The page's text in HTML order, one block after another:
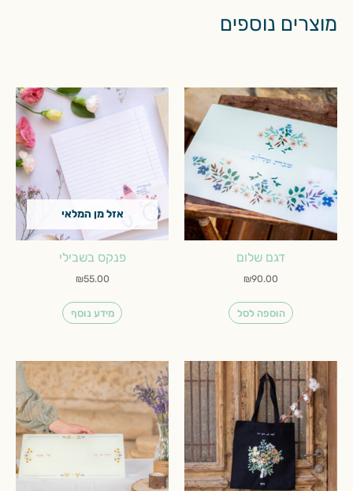
מוצרים נוספים
דגם שלום
₪90.00
הוספה לסל
אזל מן המלאי
פנקס בשבילי
₪55.00
מידע נוסף